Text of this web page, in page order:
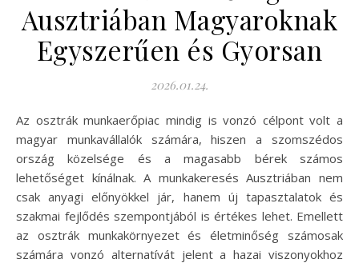
Ausztriában Magyaroknak
Egyszerűen és Gyorsan
2026.01.24.
Az osztrák munkaerőpiac mindig is vonzó célpont volt a
magyar munkavállalók számára, hiszen a szomszédos
ország közelsége és a magasabb bérek számos
lehetőséget kínálnak. A munkakeresés Ausztriában nem
csak anyagi előnyökkel jár, hanem új tapasztalatok és
szakmai fejlődés szempontjából is értékes lehet. Emellett
az osztrák munkakörnyezet és életminőség számosak
számára vonzó alternatívát jelent a hazai viszonyokhoz